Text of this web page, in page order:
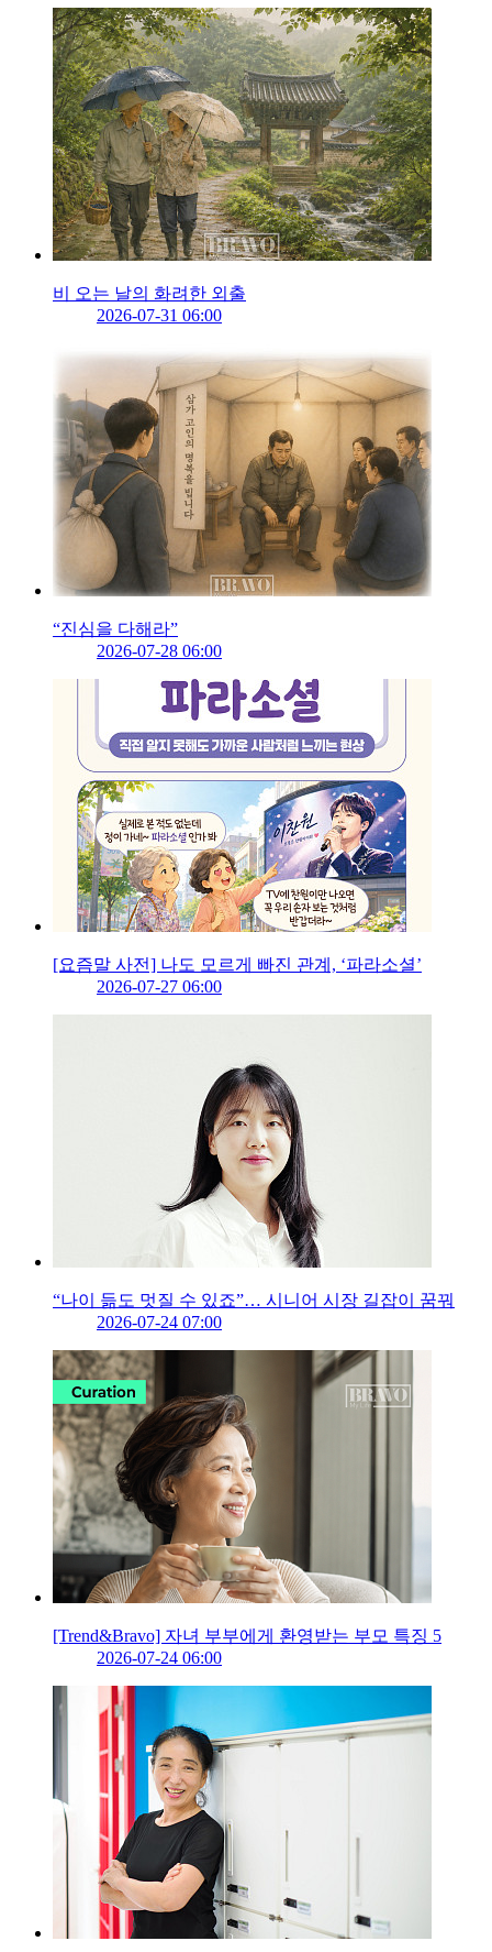
비 오는 날의 화려한 외출
2026-07-31 06:00
“진심을 다해라”
2026-07-28 06:00
[요즘말 사전] 나도 모르게 빠진 관계, ‘파라소셜’
2026-07-27 06:00
“나이 듦도 멋질 수 있죠”… 시니어 시장 길잡이 꿈꿔
2026-07-24 07:00
[Trend&Bravo] 자녀 부부에게 환영받는 부모 특징 5
2026-07-24 06:00